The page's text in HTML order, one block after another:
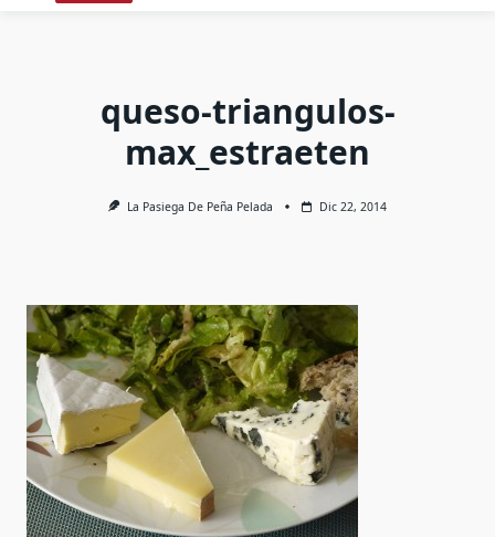
queso-triangulos-
max_estraeten
La Pasiega De Peña Pelada Dic 22, 2014